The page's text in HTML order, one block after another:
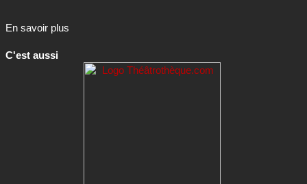
En savoir plus
C'est aussi